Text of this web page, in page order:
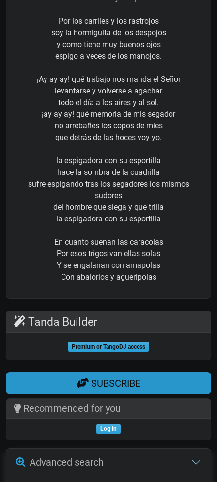
Por los carriles y los rastrojos
soy la hormiguita de los despojos
y como tiene muy buenos ojos
espigo a veces de los manojos.
¡Ay ay ay! qué trabajo nos manda el Señor
levantarse y volverse a agachar
todo el día a los aires y al sol.
¡ay ay ay! qué memoria de mis segador
no arrebañes los copos de mies
que detrás de las hoces voy yo.
la espigadora con su esportilla
hace la sombra de la cuadrilla
sufre espigando tras los segadores los mismos
sudores
del hombre que siega y que trilla
la espigadora con su esportilla
En cuanto suenan las caracolas
Por esos trigos van ellas solas
Y se engalanan con amapolas
Con abalorios y agueripolas
Tanda Builder
Premium or TangoDJ access
SUBSCRIBE
Recommended for you
Log in
Advanced search